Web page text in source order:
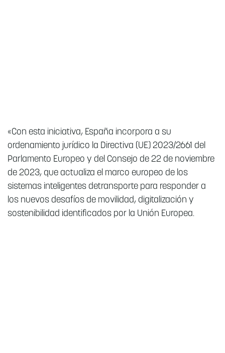
«Con esta iniciativa, España incorpora a su
ordenamiento jurídico la Directiva (UE) 2023/2661 del
Parlamento Europeo y del Consejo de 22 de noviembre
de 2023, que actualiza el marco europeo de los
sistemas inteligentes detransporte para responder a
los nuevos desafíos de movilidad, digitalización y
sostenibilidad identificados por la Unión Europea.